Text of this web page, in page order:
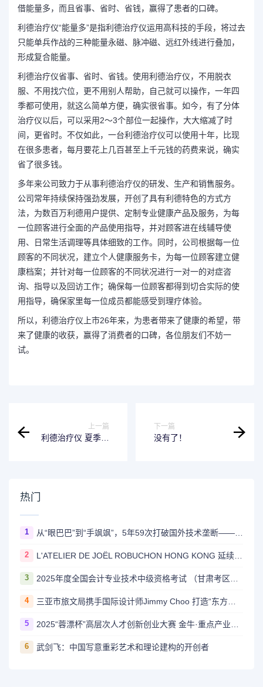
借能量多，而且省事、省时、省钱，赢得了患者的口碑。
利德治疗仪“能量多”是指利德治疗仪运用高科技的手段，将过去
只能单兵作战的三种能量永磁、脉冲磁、远红外线进行叠加，
形成复合能量。
利德治疗仪省事、省时、省钱。使用利德治疗仪，不用脱衣
服、不用找穴位，更不用别人帮助，自己就可以操作，一年四
季都可使用，就这么简单方便，确实很省事。如今，有了分体
治疗仪以后，可以采用2～3个部位一起操作，大大缩减了时
间，更省时。不仅如此，一台利德治疗仪可以使用十年，比现
在很多患者，每月要花上几百甚至上千元钱的药费来说，确实
省了很多钱。
多年来公司致力于从事利德治疗仪的研发、生产和销售服务。
公司常年持续保持强劲发展，开创了具有利德特色的方式方
法，为数百万利德用户提供、定制专业健康产品及服务，为每
一位顾客进行全面的产品使用指导，并对顾客进在线辅导使
用、日常生活调理等具体细致的工作。同时，公司根据每一位
顾客的不同状况，建立个人健康服务卡，为每一位顾客建立健
康档案；并针对每一位顾客的不同状况进行一对一的对症咨
询、指导以及回访工作；确保每一位顾客都得到切合实际的使
用指导，确保家里每一位成员都能感受到理疗体验。
所以，利德治疗仪上市26年来，为患者带来了健康的希望，带
来了健康的收获，赢得了消费者的口碑，各位朋友们不妨一
试。
上一篇
利德治疗仪 夏季康
下一篇
没有了！
热门
1 从“眼巴巴”到“手飒飒”，5年59次打破国外技术垄断——国家管网集团北京管道有限公司“红色劲旅自主维保突击队”攻坚实录
2 L'ATELIER DE JOËL ROBUCHON HONG KONG 延续十八载辉煌传奇 今夏载誉回归置地廣塲
3
4
5
6 武剑飞：中国写意重彩艺术和理论建构的开创者